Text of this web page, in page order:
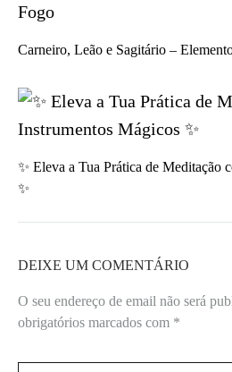
Carneiro, Leão e Sagitário –
✨ Eleva a Tua Prática de Meditação
✨
DEIXE UM COMENTÁRIO
O seu endereço de email não será
obrigatórios marcados com *